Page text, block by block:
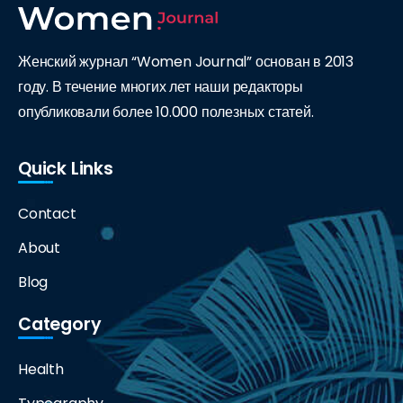
Женский журнал “Women Journal” основан в 2013
году. В течение многих лет наши редакторы
опубликовали более 10.000 полезных статей.
Quick Links
Contact
About
Blog
Category
Health